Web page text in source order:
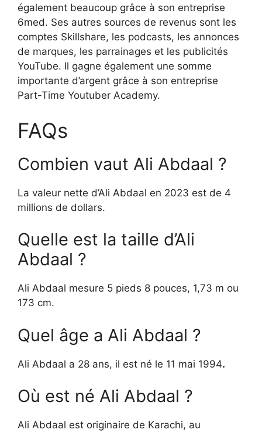
également beaucoup grâce à son entreprise
6med. Ses autres sources de revenus sont les
comptes Skillshare, les podcasts, les annonces
de marques, les parrainages et les publicités
YouTube. Il gagne également une somme
importante d’argent grâce à son entreprise
Part-Time Youtuber Academy.
FAQs
Combien vaut Ali Abdaal ?
La valeur nette d’Ali Abdaal en 2023 est de 4
millions de dollars.
Quelle est la taille d’Ali
Abdaal ?
Ali Abdaal mesure 5 pieds 8 pouces, 1,73 m ou
173 cm.
Quel âge a Ali Abdaal ?
Ali Abdaal a 28 ans, il est né le 11 mai 1994.
Où est né Ali Abdaal ?
Ali Abdaal est originaire de Karachi, au